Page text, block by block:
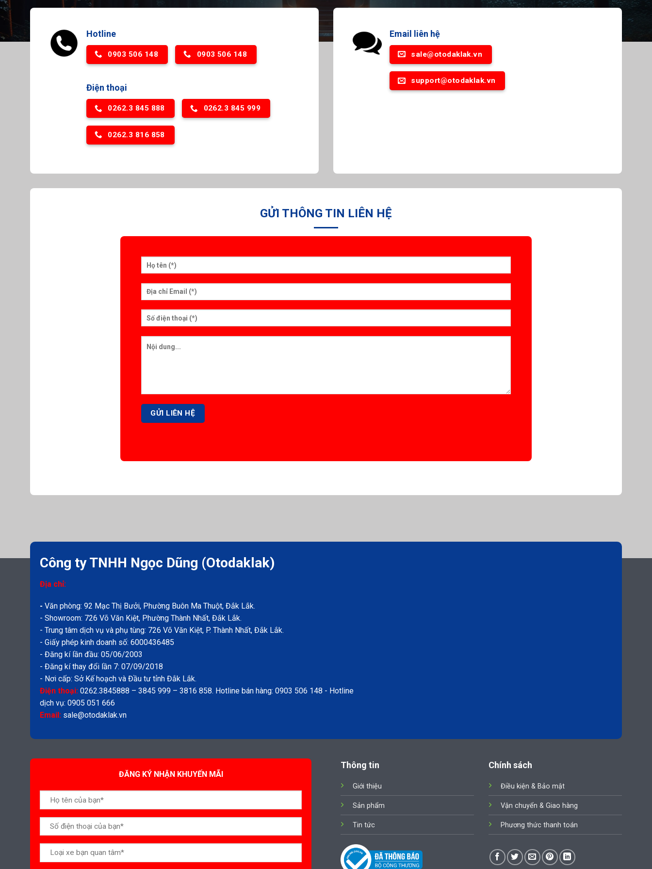
Hotline
0903 506 148 0903 506 148
Điện thoại
0262.3 845 888 0262.3 845 999
0262.3 816 858
Email liên hệ
sale@otodaklak.vn
support@otodaklak.vn
GỬI THÔNG TIN LIÊN HỆ
Công ty TNHH Ngọc Dũng (Otodaklak)
Địa chỉ:
- Văn phòng: 92 Mạc Thị Bưởi, Phường Buôn Ma Thuột, Đắk Lắk.
- Showroom: 726 Võ Văn Kiệt, Phường Thành Nhất, Đắk Lắk.
- Trung tâm dịch vụ và phụ tùng: 726 Võ Văn Kiệt, P. Thành Nhất, Đắk Lắk.
- Giấy phép kinh doanh số: 6000436485
- Đăng kí lần đầu: 05/06/2003
- Đăng kí thay đổi lần 7: 07/09/2018
- Nơi cấp: Sở Kế hoạch và Đầu tư tỉnh Đắk Lắk.
Điện thoại: 0262.3845888 – 3845 999 – 3816 858. Hotline bán hàng: 0903 506 148 - Hotline
dịch vụ: 0905 051 666
Email: sale@otodaklak.vn
ĐĂNG KÝ NHẬN KHUYẾN MÃI
Thông tin
Giới thiệu
Sản phẩm
Tin tức
Chính sách
Điều kiện & Bảo mật
Vận chuyển & Giao hàng
Phương thức thanh toán